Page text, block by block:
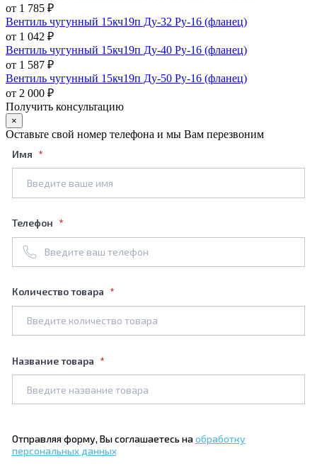
от 1 785 ₽
Вентиль чугунный 15кч19п Ду-32 Ру-16 (фланец)
от 1 042 ₽
Вентиль чугунный 15кч19п Ду-40 Ру-16 (фланец)
от 1 587 ₽
Вентиль чугунный 15кч19п Ду-50 Ру-16 (фланец)
от 2 000 ₽
Получить консультацию
×
Оставьте свой номер телефона и мы Вам перезвоним
Имя
Телефон
Количество товара
Название товара
Отправляя форму, Вы соглашаетесь наобработку
персональных данных